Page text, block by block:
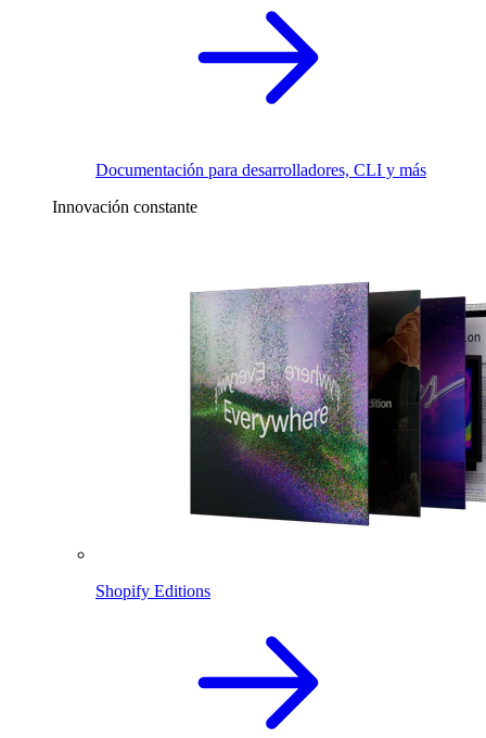
Documentación para desarrolladores, CLI y más
Innovación constante
Shopify Editions